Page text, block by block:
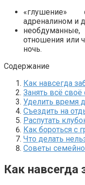
«глушение»
адреналином и
отношения или
ночь.
Содержание
Как навсегда
Занять всё
Уделить время
Съездить на
Распутать
Как бороться с
Что делать
Советы
Как